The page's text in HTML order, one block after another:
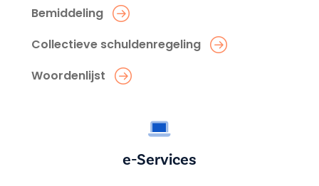
Bemiddeling
Collectieve schuldenregeling
Woordenlijst
e-Services